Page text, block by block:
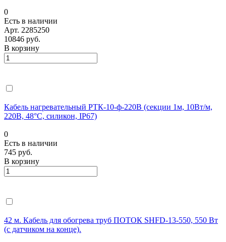
0
Есть в наличии
Арт. 2285250
10846 руб.
В корзину
Кабель нагревательный РТК-10-ф-220В (секции 1м, 10Вт/м,
220В, 48°С, силикон, IP67)
0
Есть в наличии
745 руб.
В корзину
42 м. Кабель для обогрева труб ПОТОК SHFD-13-550, 550 Вт
(с датчиком на конце).